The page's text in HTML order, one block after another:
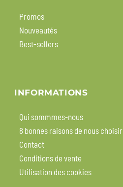
Promos
Nouveautés
Best-sellers
INFORMATIONS
Qui sommmes-nous
8 bonnes raisons de nous choisir
Contact
Conditions de vente
Utilisation des cookies